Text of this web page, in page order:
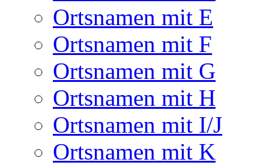
Ortsnamen mit E
Ortsnamen mit F
Ortsnamen mit G
Ortsnamen mit H
Ortsnamen mit I/J
Ortsnamen mit K